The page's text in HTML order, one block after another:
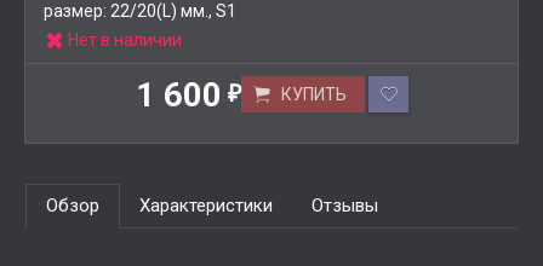
размер: 22/20(L) мм., S1
Нет в наличии
1 600 ₽ КУПИТЬ
Обзор Характеристики Отзывы